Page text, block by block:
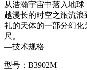
从浩瀚宇宙中落入地
越漫长的时空之旅流
礼的天体的一部分幻
尺。
—技术规格
型号：B3902M